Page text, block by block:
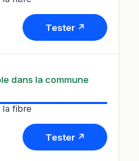
Tester ↗
dans la commune
la fibre
Tester ↗